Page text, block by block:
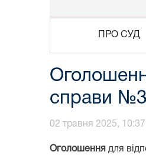
ПРО СУД
справи
02 травня 2025, 10:37
Оголошення для